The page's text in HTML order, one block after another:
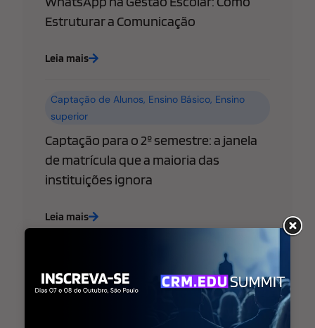
Estruturar a Comunicação
Leia mais
Captação de Alunos, Ensino Básico, Ensino
superior
Captação para o 2º semestre: a janela
de matrícula que a maioria das
instituições ignora
Leia mais
Estratégia de
Marketing Educacional
WhatsApp libera “@username” para
empresas: o que sua escola ou